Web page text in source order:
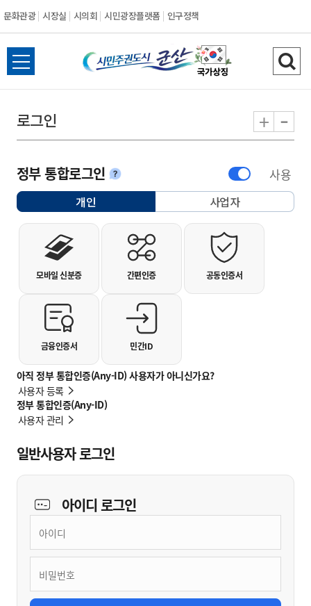
문화관광 시장실 시의회 시민광장플랫폼 인구정책
시민주권도시 군
전체메뉴 열기 검
로그인 + -
정부 통합로그인안내 사용
아직 정부 통합인증(Any-ID) 사용자가 아니신가요?
사용자 등록
정부 통합인증(Any-ID)
사용자 관리
개인선택됨 사업자
개인사용자 로그인
모바일 신분증 간편인증 공동인증서
금융인증서 민간ID
일반사용자 로그인
아이디로그인